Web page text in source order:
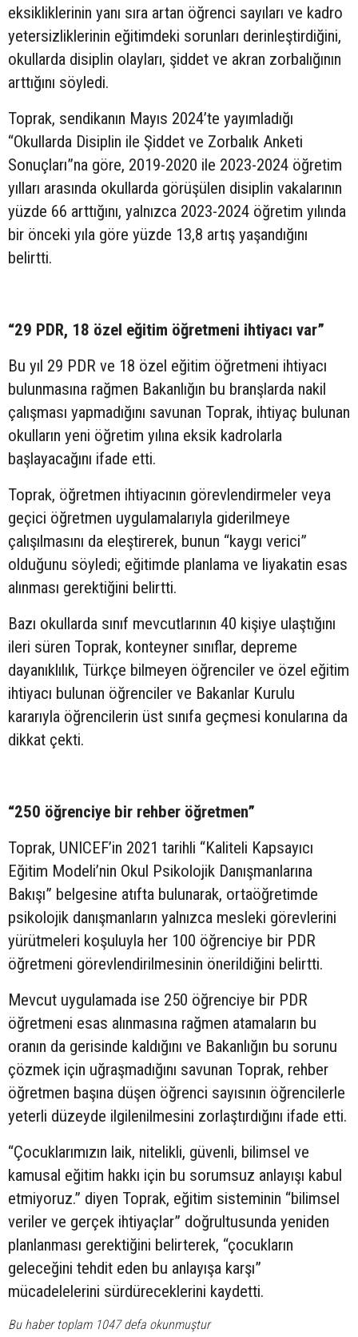
eksikliklerinin yanı sıra artan öğrenci sayıları ve kadro
yetersizliklerinin eğitimdeki sorunları derinleştirdiğini,
okullarda disiplin olayları, şiddet ve akran zorbalığının
arttığını söyledi.
Toprak, sendikanın Mayıs 2024’te yayımladığı
“Okullarda Disiplin ile Şiddet ve Zorbalık Anketi
Sonuçları”na göre, 2019-2020 ile 2023-2024 öğretim
yılları arasında okullarda görüşülen disiplin vakalarının
yüzde 66 arttığını, yalnızca 2023-2024 öğretim yılında
bir önceki yıla göre yüzde 13,8 artış yaşandığını
belirtti.
“29 PDR, 18 özel eğitim öğretmeni ihtiyacı var”
Bu yıl 29 PDR ve 18 özel eğitim öğretmeni ihtiyacı
bulunmasına rağmen Bakanlığın bu branşlarda nakil
çalışması yapmadığını savunan Toprak, ihtiyaç bulunan
okulların yeni öğretim yılına eksik kadrolarla
başlayacağını ifade etti.
Toprak, öğretmen ihtiyacının görevlendirmeler veya
geçici öğretmen uygulamalarıyla giderilmeye
çalışılmasını da eleştirerek, bunun “kaygı verici”
olduğunu söyledi; eğitimde planlama ve liyakatin esas
alınması gerektiğini belirtti.
Bazı okullarda sınıf mevcutlarının 40 kişiye ulaştığını
ileri süren Toprak, konteyner sınıflar, depreme
dayanıklılık, Türkçe bilmeyen öğrenciler ve özel eğitim
ihtiyacı bulunan öğrenciler ve Bakanlar Kurulu
kararıyla öğrencilerin üst sınıfa geçmesi konularına da
dikkat çekti.
“250 öğrenciye bir rehber öğretmen”
Toprak, UNICEF’in 2021 tarihli “Kaliteli Kapsayıcı
Eğitim Modeli’nin Okul Psikolojik Danışmanlarına
Bakışı” belgesine atıfta bulunarak, ortaöğretimde
psikolojik danışmanların yalnızca mesleki görevlerini
yürütmeleri koşuluyla her 100 öğrenciye bir PDR
öğretmeni görevlendirilmesinin önerildiğini belirtti.
Mevcut uygulamada ise 250 öğrenciye bir PDR
öğretmeni esas alınmasına rağmen atamaların bu
oranın da gerisinde kaldığını ve Bakanlığın bu sorunu
çözmek için uğraşmadığını savunan Toprak, rehber
öğretmen başına düşen öğrenci sayısının öğrencilerle
yeterli düzeyde ilgilenilmesini zorlaştırdığını ifade etti.
“Çocuklarımızın laik, nitelikli, güvenli, bilimsel ve
kamusal eğitim hakkı için bu sorumsuz anlayışı kabul
etmiyoruz.” diyen Toprak, eğitim sisteminin “bilimsel
veriler ve gerçek ihtiyaçlar” doğrultusunda yeniden
planlanması gerektiğini belirterek, “çocukların
geleceğini tehdit eden bu anlayışa karşı”
mücadelelerini sürdüreceklerini kaydetti.
Bu haber toplam 1047 defa okunmuştur